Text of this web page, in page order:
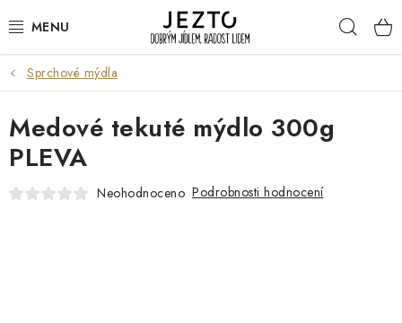
na
DÁRKOVÉ SADY
TRVANLIVÉ
DROGERIE A KOSMETIKA
Sprchové mýdla
Medové tekuté mýdlo 300g
PLEVA
Neohodnoceno Podrobnosti hodnocení